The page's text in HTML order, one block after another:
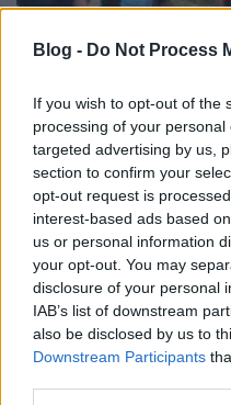
Blog - Do Not Process
If you wish to opt-out of the
processing of your
targeted advertising by us,
section to confirm your
opt-out request is
interest-based ads based
us or personal information
your opt-out. You may
disclosure of your personal
IAB’s list of downstream
also be disclosed by us to
Downstream Participants
Valószínűleg valami
hétvégén. Nem az
Nem az számít, hogy